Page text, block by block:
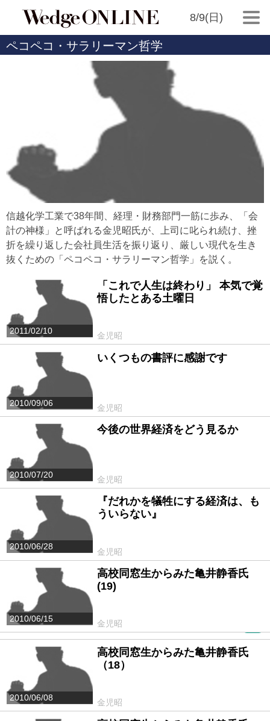
8/9(日)
ペコペコ・サラリーマン哲学
信越化学工業で38年間、経理・財務部門一筋に歩み、「会
計の神様」と呼ばれる金児昭氏が、上司に叱られ続け、挫
折を繰り返した会社員生活を振り返り、厳しい現代を生き
抜くための「ペコペコ・サラリーマン哲学」を説く。
2011/02/10
「これで人生は終わり」 本気で覚
悟したとある土曜日
金児昭
2010/09/06
いくつもの書評に感謝です
金児昭
2010/07/20
今後の世界経済をどう見るか
金児昭
2010/06/28
『だれかを犠牲にする経済は、も
ういらない』
金児昭
2010/06/15
高校同窓生からみた亀井静香氏
(19)
金児昭
2010/06/08
高校同窓生からみた亀井静香氏
（18）
金児昭